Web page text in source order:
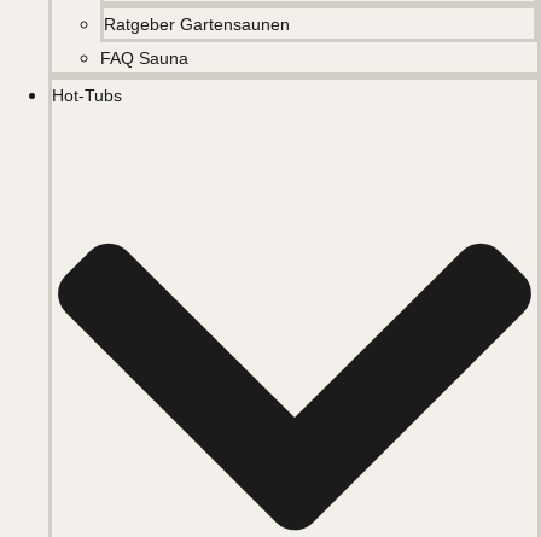
Ratgeber Gartensaunen
FAQ Sauna
Hot-Tubs